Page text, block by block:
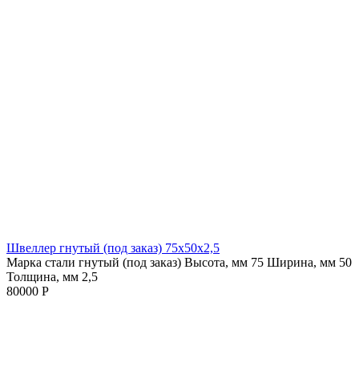
Швеллер гнутый (под заказ) 75х50х2,5
Марка стали гнутый (под заказ) Высота, мм 75 Ширина, мм 50
Толщина, мм 2,5
80000 Р